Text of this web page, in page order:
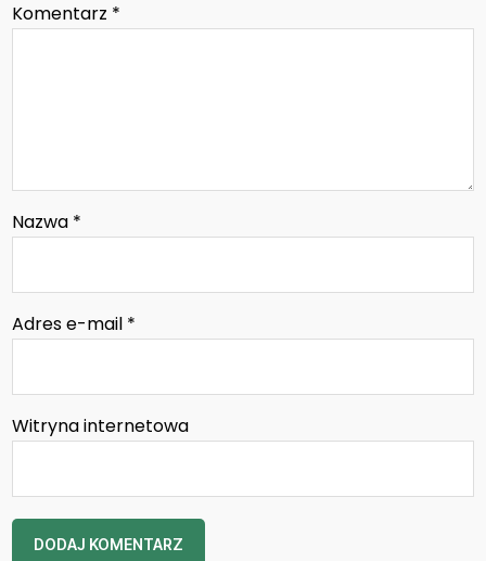
Komentarz *
Nazwa *
Adres e-mail *
Witryna internetowa